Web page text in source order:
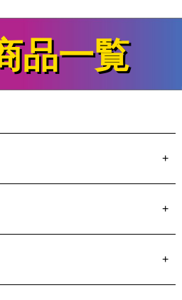
品一覧
+
+
+